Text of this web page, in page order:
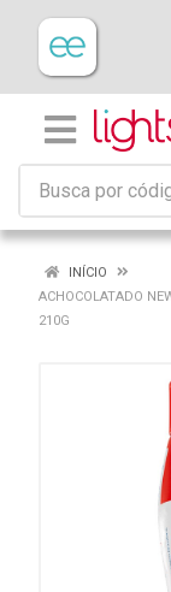
INÍCIO
ACHOCOLATADO
210G